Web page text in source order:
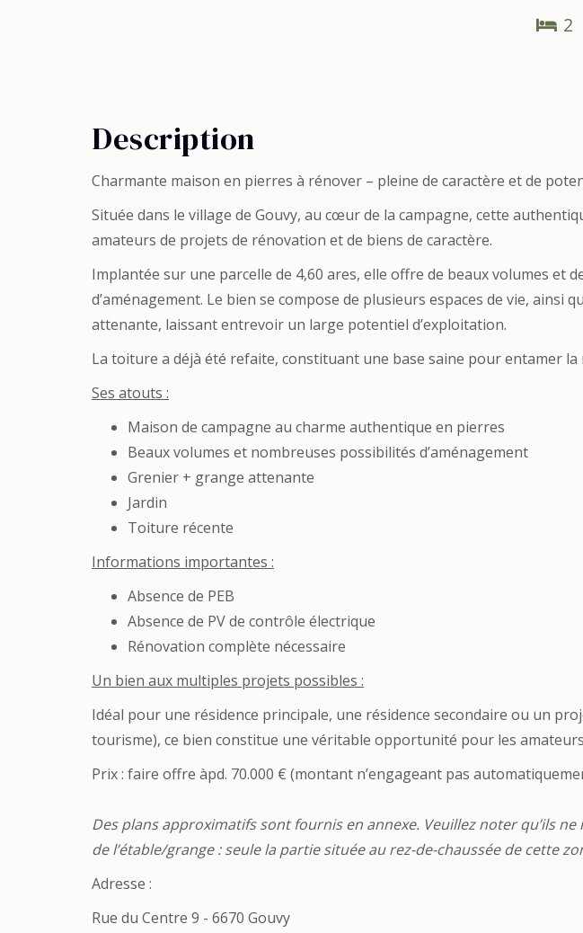
2
Description
Charmante maison en pierres à rénover – pleine de caractère et de
Située dans le village de Gouvy, au cœur de la campagne, cette
amateurs de projets de rénovation et de biens de caractère.
Implantée sur une parcelle de 4,60 ares, elle offre de beaux volumes et
d’aménagement. Le bien se compose de plusieurs espaces de vie, ainsi
attenante, laissant entrevoir un large potentiel d’exploitation.
La toiture a déjà été refaite, constituant une base saine pour entamer
Ses atouts :
Maison de campagne au charme authentique en pierres
Beaux volumes et nombreuses possibilités d’aménagement
Grenier + grange attenante
Jardin
Toiture récente
Informations importantes :
Absence de PEB
Absence de PV de contrôle électrique
Rénovation complète nécessaire
Un bien aux multiples projets possibles :
Idéal pour une résidence principale, une résidence secondaire ou un
tourisme), ce bien constitue une véritable opportunité pour les
Prix : faire offre àpd. 70.000 € (montant n’engageant pas
Des plans approximatifs sont fournis en annexe. Veuillez noter qu’ils
de l’étable/grange : seule la partie située au rez-de-chaussée de cette
Adresse :
Rue du Centre 9 - 6670 Gouvy